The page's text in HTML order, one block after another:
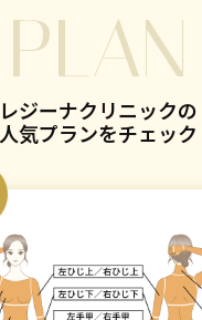
PLAN
レジーナクリニックの
人気プランをチェック